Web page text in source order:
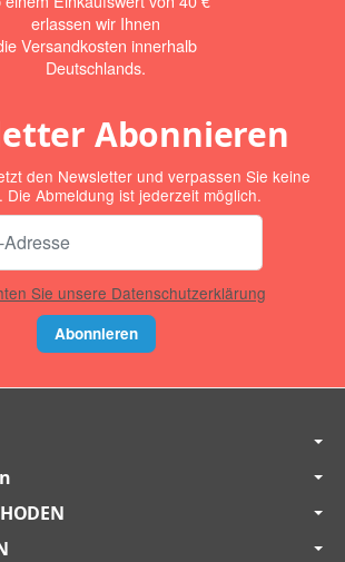
erlassen wir Ihnen
Versandkosten innerhalb
Deutschlands.
Abonnieren
den Newsletter und verpassen Sie keine
Die Abmeldung ist jederzeit möglich.
Sie unsere Datenschutzerklärung
Abonnieren